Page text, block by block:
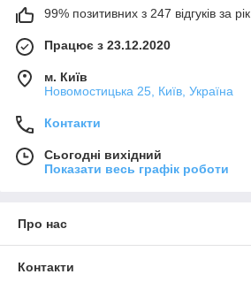
99% позитивних з 247 відгуків за рік
Працює з 23.12.2020
м. Київ
Новомостицька 25, Київ, Україна
Контакти
Сьогодні вихідний
Показати весь графік роботи
Про нас
Контакти